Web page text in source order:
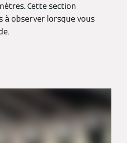
Cette section
à observer lorsque vous